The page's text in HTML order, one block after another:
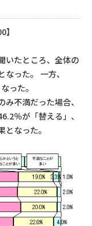
いたところ、全体の
った。 一方、
った。
不満だった場合、
％が「替える」、
なった。